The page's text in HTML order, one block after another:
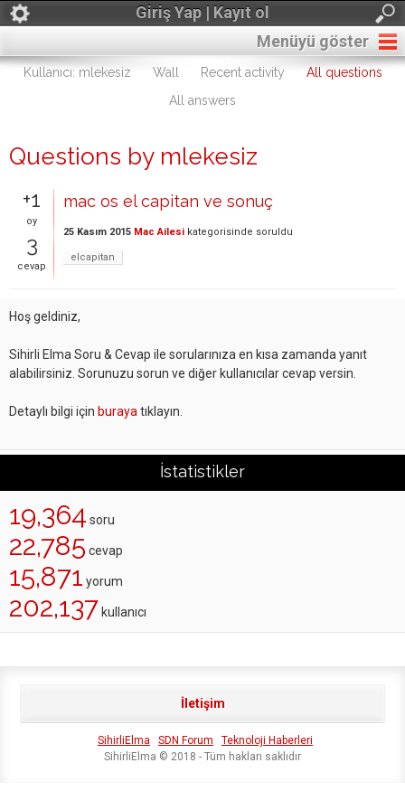
Giriş Yap | Kayıt ol
Menüyü göster
Kullanıcı: mlekesiz Wall Recent activity
All questions
All answers
Questions by mlekesiz
+1
oy
3
cevap
mac os el capitan ve sonuç
25 Kasım 2015 Mac Ailesi kategorisinde soruldu
elcapitan
Hoş geldiniz,
Sihirli Elma Soru & Cevap ile sorularınıza en kısa zamanda yanıt
alabilirsiniz. Sorunuzu sorun ve diğer kullanıcılar cevap versin.
Detaylı bilgi için buraya tıklayın.
İstatistikler
19,364 soru
22,785 cevap
15,871 yorum
202,137 kullanıcı
İletişim
SihirliElma SDN Forum
Teknoloji Haberleri
SihirliElma © 2018 - Tüm hakları saklıdır